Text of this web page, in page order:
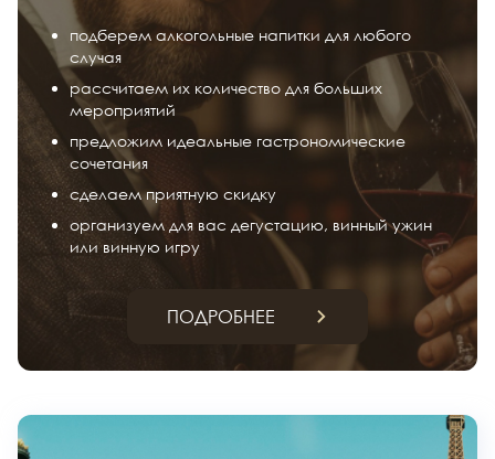
подберем алкогольные напитки для любого
случая
рассчитаем их количество для больших
мероприятий
предложим идеальные гастрономические
сочетания
сделаем приятную скидку
организуем для вас дегустацию, винный ужин
или винную игру
ПОДРОБНЕЕ